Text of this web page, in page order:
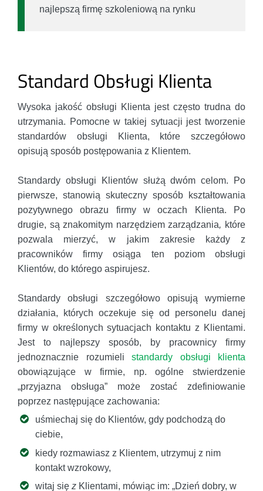
najlepszą firmę szkoleniową na rynku
Standard Obsługi Klienta
Wysoka jakość obsługi Klienta jest często trudna do
utrzymania. Pomocne w takiej sytuacji jest tworzenie
standardów obsługi Klienta, które szczegółowo
opisują sposób postępowania z Klientem.
Standardy obsługi Klientów służą dwóm celom. Po
pierwsze, stanowią skuteczny sposób kształtowania
pozytywnego obrazu firmy w oczach Klienta. Po
drugie, są znakomitym narzędziem zarządzania, które
pozwala mierzyć, w jakim zakresie każdy z
pracowników firmy osiąga ten poziom obsługi
Klientów, do którego aspirujesz.
Standardy obsługi szczegółowo opisują wymierne
działania, których oczekuje się od personelu danej
firmy w określonych sytuacjach kontaktu z Klientami.
Jest to najlepszy sposób, by pracownicy firmy
jednoznacznie rozumieli standardy obsługi klienta
obowiązujące w firmie, np. ogólne stwierdzenie
„przyjazna obsługa” może zostać zdefiniowanie
poprzez następujące zachowania:
uśmiechaj się do Klientów, gdy podchodzą do
ciebie,
kiedy rozmawiasz z Klientem, utrzymuj z nim
kontakt wzrokowy,
witaj się z Klientami, mówiąc im: „Dzień dobry, w